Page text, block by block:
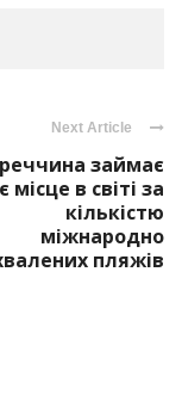
Next Article
займає
місце в світі за
кількістю
міжнародно
пляжів